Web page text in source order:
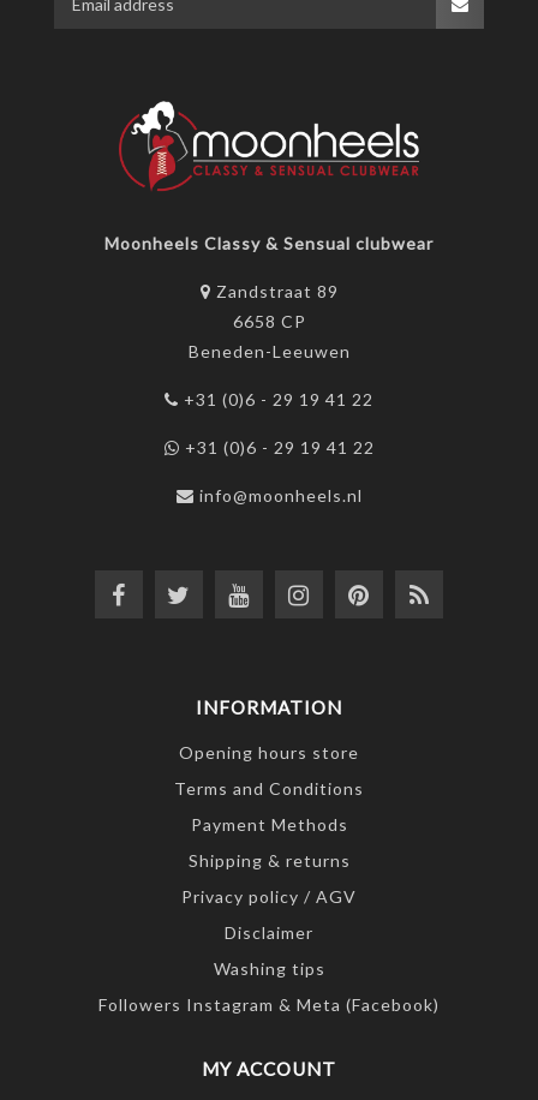
Moonheels Classy & Sensual clubwear
Zandstraat 89
6658 CP
Beneden-Leeuwen
+31 (0)6 - 29 19 41 22
+31 (0)6 - 29 19 41 22
info@moonheels.nl
INFORMATION
Opening hours store
Terms and Conditions
Payment Methods
Shipping & returns
Privacy policy / AGV
Disclaimer
Washing tips
Followers Instagram & Meta (Facebook)
MY ACCOUNT